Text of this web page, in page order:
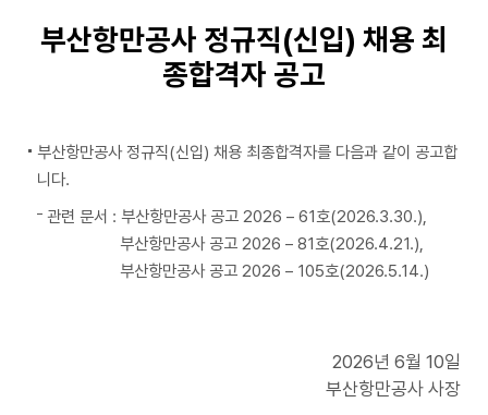
부산항만공사 정규직(신입) 채용 최
종합격자 공고
부산항만공사 정규직(신입) 채용 최종합격자를 다음과 같이 공고합
니다.
관련 문서 : 부산항만공사 공고 2026 – 61호(2026.3.30.),
부산항만공사 공고 2026 – 81호(2026.4.21.),
부산항만공사 공고 2026 – 105호(2026.5.14.)
2026년 6월 10일
부산항만공사 사장